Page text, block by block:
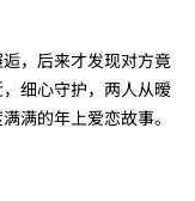
，后来才发现对方竟
细心守护，两人从暧
满的年上爱恋故事。